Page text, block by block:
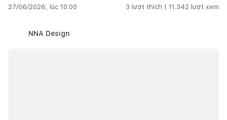
27/06/2026, lúc 10:00 3 lượt thích | 11.342 lượt xem
NNA Design